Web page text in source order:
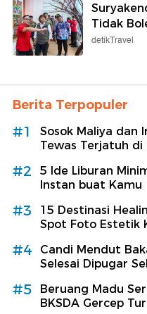
Tidak
detikTravel
Berita Terpopuler
#1
Sosok Maliya dan
Tewas Terjatuh di
#2
5 Ide Liburan
Instan buat Kamu
#3
15 Destinasi
Spot Foto Estetik
#4
Candi Mendut
Selesai Dipugar
#5
Beruang Madu
BKSDA Gercep